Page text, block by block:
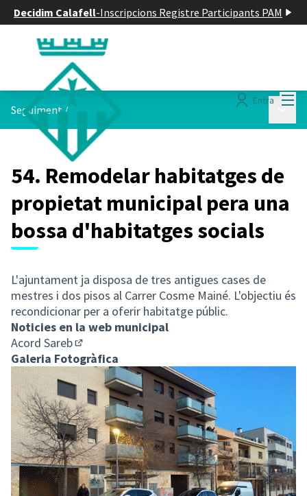
Decidim Calafell-Inscripcions Registre Participants PAM
Entra
Seguiment /
54. Remodelar habitatges de
propietat municipal pera una
bossa d'habitatges socials
L'ajuntament ja disposa de tres antigues cases de
mestres i dos pisos al Carrer Cosme Mainé. L'objectiu és
recondicionar per a oferir habitatge públic.
Noticies en la web municipal
Acord Sareb
(Enllaç extern)
Galeria Fotogràfica